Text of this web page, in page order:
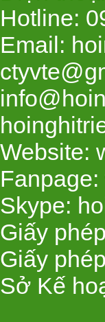
Hotline:
Email:
Website:
Skype:
Giấy
Giấy
Sở Kế